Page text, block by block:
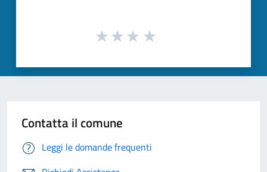
Contatta il comune
Leggi le domande frequenti